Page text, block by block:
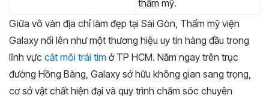
thẩm mỹ.
Giữa vô vàn địa chỉ làm đẹp tại Sài Gòn, Thẩm mỹ viện
Galaxy nổi lên như một thương hiệu uy tín hàng đầu trong
lĩnh vực cắt môi trái tim ở TP HCM. Nằm ngay trên trục
đường Hồng Bàng, Galaxy sở hữu không gian sang trọng,
cơ sở vật chất hiện đại và quy trình chăm sóc chuyên